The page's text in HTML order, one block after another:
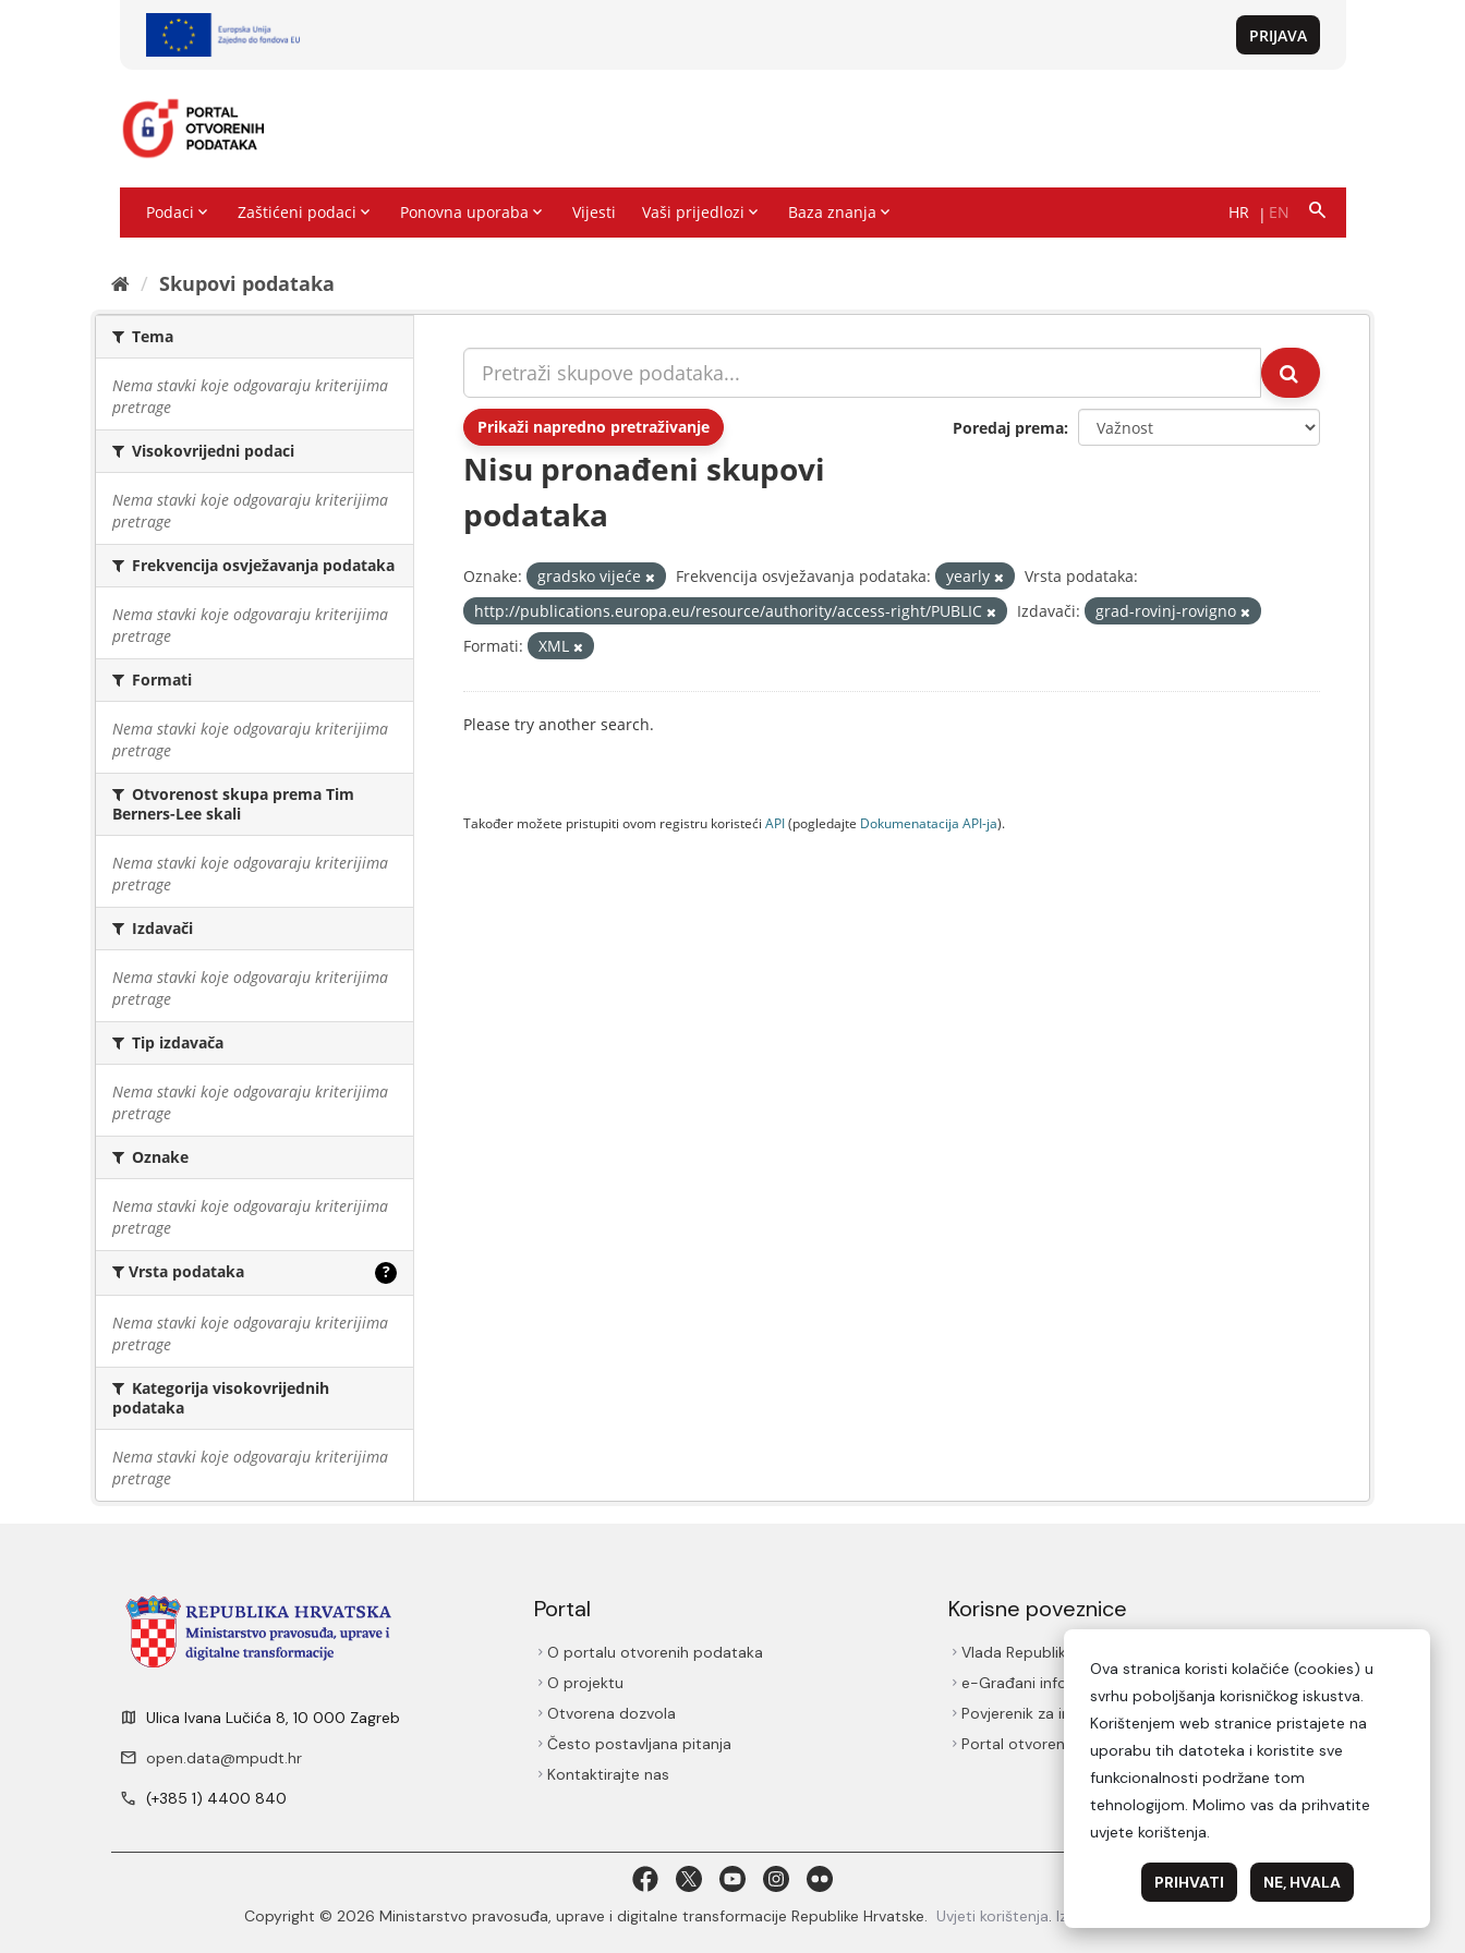
Skupovi podаtаkа
Tema
Nema stavki koje odgovaraju kriterijima
pretrage
Visokovrijedni podaci
Nema stavki koje odgovaraju kriterijima
pretrage
Frekvencija osvježavanja podataka
Nema stavki koje odgovaraju kriterijima
pretrage
Formati
Nema stavki koje odgovaraju kriterijima
pretrage
Otvorenost skupa prema Tim
Berners-Lee skali
Nema stavki koje odgovaraju kriterijima
pretrage
Izdavači
Nema stavki koje odgovaraju kriterijima
pretrage
Tip izdavača
Nema stavki koje odgovaraju kriterijima
pretrage
Oznake
Nema stavki koje odgovaraju kriterijima
pretrage
Vrsta podataka ?
Nema stavki koje odgovaraju kriterijima
pretrage
Kategorija visokovrijednih
podataka
Nema stavki koje odgovaraju kriterijima
pretrage
Prikaži napredno pretraživanje Poredaj prema
Nisu pronađeni skupovi
podataka
Oznake: gradsko vijeće Frekvencija osvježavanja podataka: yearly
Vrsta podataka:
http://publications.europa.eu/resource/authority/access-right/PUBLIC
Izdavači:
grad-rovinj-rovigno
Formati:
XML
Please try another search.
Također možete pristupiti ovom registru koristeći API(pogledajte Dokumenаtаcijа API-jа).